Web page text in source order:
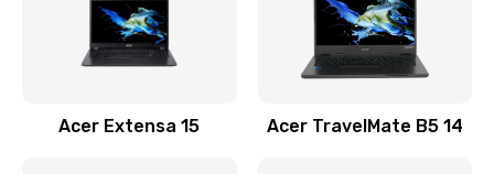
Замена видеочипа
Заказать
Acer Extensa 15 Acer TravelMate B5 14